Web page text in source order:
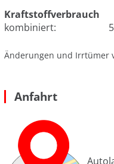
Kraftstoffverbrauch
kombiniert:
Änderungen und Irrtümer
Anfahrt